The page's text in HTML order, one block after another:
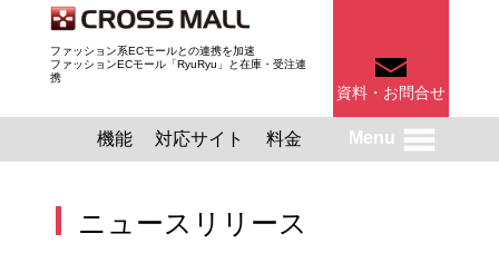
ファッション系ECモールとの連携を加速
ファッションECモール「RyuRyu」と在庫・受注連
携
資料・お問合せ
機能 対応サイト 料金 Menu
ニュースリリース